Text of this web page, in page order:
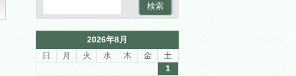
2026年8月
日
月 火 水 木 金
土
1